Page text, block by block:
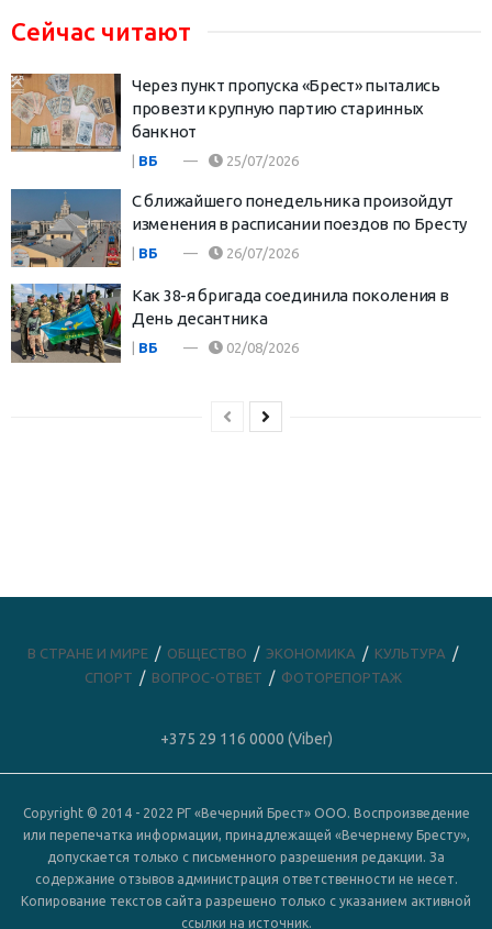
Сейчас читают
Через пункт пропуска «Брест» пытались
провезти крупную партию старинных
банкнот
| ВБ 25/07/2026
С ближайшего понедельника произойдут
изменения в расписании поездов по Бресту
| ВБ 26/07/2026
Как 38-я бригада соединила поколения в
День десантника
ВБ 02/08/2026
В СТРАНЕ И МИРЕ ОБЩЕСТВО ЭКОНОМИКА
КУЛЬТУРА
СПОРТ
ВОПРОС-ОТВЕТ ФОТОРЕПОРТАЖ
+375 29 116 0000 (Viber)
Copyright © 2014 - 2022 РГ «Вечерний Брест» ООО. Воспроизведение
или перепечатка информации, принадлежащей «Вечернему Бресту»,
допускается только с письменного разрешения редакции. За
содержание отзывов администрация ответственности не несет.
Копирование текстов сайта разрешено только с указанием активной
ссылки на источник.